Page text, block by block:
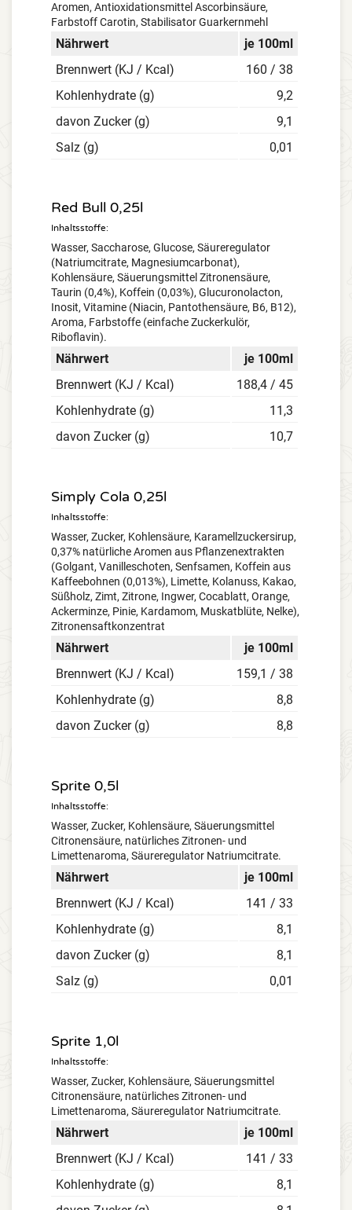
Aromen, Antioxidationsmittel Ascorbinsäure,
Farbstoff Carotin, Stabilisator Guarkernmehl
Nährwert
je 100ml
Brennwert (KJ / Kcal)
160 / 38
Kohlenhydrate (g)
9,2
davon Zucker (g)
9,1
Salz (g)
0,01
Red Bull 0,25l
Inhaltsstoffe:
Wasser, Saccharose, Glucose, Säureregulator
(Natriumcitrate, Magnesiumcarbonat),
Kohlensäure, Säuerungsmittel Zitronensäure,
Taurin (0,4%), Koffein (0,03%), Glucuronolacton,
Inosit, Vitamine (Niacin, Pantothensäure, B6, B12),
Aroma, Farbstoffe (einfache Zuckerkulör,
Riboflavin).
Nährwert
je 100ml
Brennwert (KJ / Kcal)
188,4 / 45
Kohlenhydrate (g)
11,3
davon Zucker (g)
10,7
Simply Cola 0,25l
Inhaltsstoffe:
Wasser, Zucker, Kohlensäure, Karamellzuckersirup,
0,37% natürliche Aromen aus Pflanzenextrakten
(Golgant, Vanilleschoten, Senfsamen, Koffein aus
Kaffeebohnen (0,013%), Limette, Kolanuss, Kakao,
Süßholz, Zimt, Zitrone, Ingwer, Cocablatt, Orange,
Ackerminze, Pinie, Kardamom, Muskatblüte, Nelke),
Zitronensaftkonzentrat
Nährwert
je 100ml
Brennwert (KJ / Kcal)
159,1 / 38
Kohlenhydrate (g)
8,8
davon Zucker (g)
8,8
Sprite 0,5l
Inhaltsstoffe:
Wasser, Zucker, Kohlensäure, Säuerungsmittel
Citronensäure, natürliches Zitronen- und
Limettenaroma, Säureregulator Natriumcitrate.
Nährwert
je 100ml
Brennwert (KJ / Kcal)
141 / 33
Kohlenhydrate (g)
8,1
davon Zucker (g)
8,1
Salz (g)
0,01
Sprite 1,0l
Inhaltsstoffe:
Wasser, Zucker, Kohlensäure, Säuerungsmittel
Citronensäure, natürliches Zitronen- und
Limettenaroma, Säureregulator Natriumcitrate.
Nährwert
je 100ml
Brennwert (KJ / Kcal)
141 / 33
Kohlenhydrate (g)
8,1